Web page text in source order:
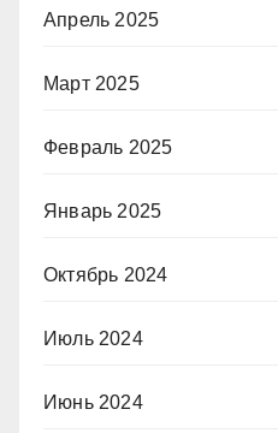
Апрель 2025
Март 2025
Февраль 2025
Январь 2025
Октябрь 2024
Июль 2024
Июнь 2024